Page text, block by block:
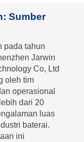
Sumber
pada tahun
Jarwin
Co, Ltd
oleh tim
operasional
dari 20
luas
baterai.
ini